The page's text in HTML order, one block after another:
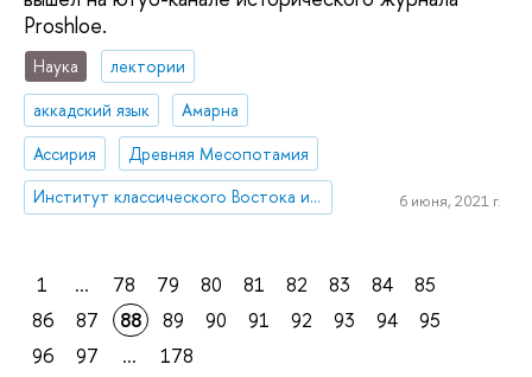
Proshloe.
Наука
лектории
аккадский язык
Амарна
Ассирия
Древняя Месопотамия
Институт классического Востока и античности
6 июня, 2021 г.
1 ... 78 79 80 81 82 83 84
85
86
87 88 89 90 91 92 93 94
95
96
97 ... 178